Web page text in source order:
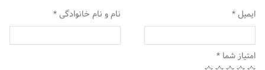
نام و نام خانوادگی* ایمیل*
امتیاز شما *